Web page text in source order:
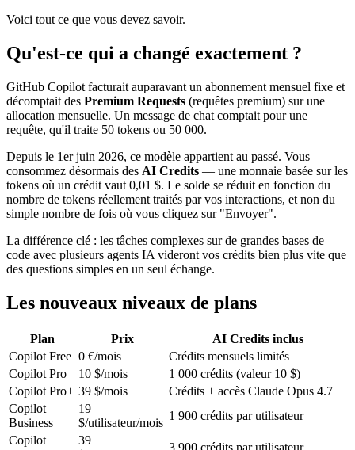
Voici tout ce que vous devez savoir.
Qu'est-ce qui a changé exactement ?
GitHub Copilot facturait auparavant un abonnement mensuel fixe et
décomptait des Premium Requests (requêtes premium) sur une
allocation mensuelle. Un message de chat comptait pour une
requête, qu'il traite 50 tokens ou 50 000.
Depuis le 1er juin 2026, ce modèle appartient au passé. Vous
consommez désormais des AI Credits — une monnaie basée sur les
tokens où un crédit vaut 0,01 $. Le solde se réduit en fonction du
nombre de tokens réellement traités par vos interactions, et non du
simple nombre de fois où vous cliquez sur "Envoyer".
La différence clé : les tâches complexes sur de grandes bases de
code avec plusieurs agents IA videront vos crédits bien plus vite que
des questions simples en un seul échange.
Les nouveaux niveaux de plans
Plan Prix
AI Credits inclus
Copilot Free 0 €/mois
Crédits mensuels limités
Copilot Pro
10 $/mois
1 000 crédits (valeur 10 $)
Copilot Pro+ 39 $/mois
Crédits + accès Claude Opus 4.7
Copilot
Business
19
$/utilisateur/mois
1 900 crédits par utilisateur
Copilot
39
3 900 crédits par utilisateur